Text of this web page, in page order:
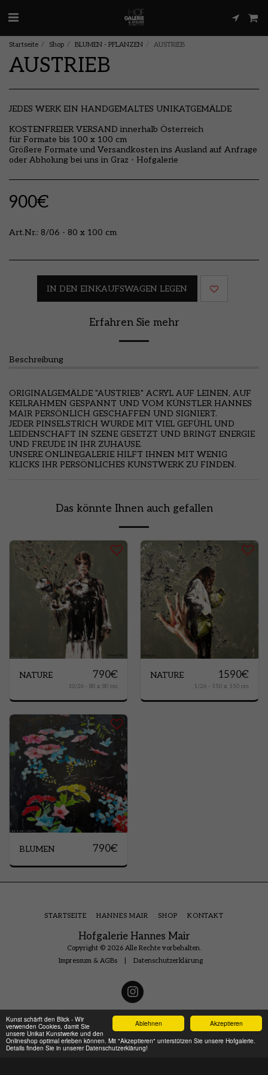
Akzeptieren
Ablehnen
Kunst schärft den Blick - Wir
verwenden Cookies, damit Sie
unsere Unikat Kunstwerke und den
Onlineshop optimal erleben können. Mit "Akzeptieren" unterstützen Sie unsere Hofgalerie.
Details finden Sie in unserer Datenschutzerklärung!
Startseite Shop BLUMEN - PFLANZEN AUSTRIEB
AUSTRIEB
JEDES WERK EIN HANDGEMALTES UNIKATGEMÄLDE
KOSTENFREIER VERSAND innerhalb Österreich
für Formate bis 100 x 100 cm
Größere Formate und Versandkosten ins Ausland auf Anfrage
oder Abholung bei uns in Graz - Hofgalerie
900€
Art.Nr.: 8/06 - 80 x 100 cm
IN DEN EINKAUFSWAGEN LEGEN
Erfahren Sie mehr
Beschreibung
ORIGINALGEMÄLDE "AUSTRIEB" ACRYL AUF LEINEN, AUF
KEILRAHMEN GESPANNT UND VOM KÜNSTLER HANNES
MAIR PERSÖNLICH GESCHAFFEN UND SIGNIERT.
JEDER PINSELSTRICH WURDE MIT VIEL GEFÜHL UND
LEIDENSCHAFT IN SZENE GESETZT UND BRINGT ENERGIE
UND FREUDE IN IHR ZUHAUSE.
UNSERE ONLINEGALERIE HILFT IHNEN MIT WENIG
KLICKS IHR PERSÖNLICHES KUNSTWERK ZU FINDEN.
Das könnte Ihnen auch gefallen
NATURE 790€
10/26 - 80 x 80 cm
NATURE 1590€
1/26 - 150 x 150 cm
BLUMEN 790€
Hofgalerie Hannes Mair
Copyright © 2026 Alle Rechte vorbehalten.
Impressum & AGBs| Datenschutzerklärung
STARTSEITE HANNES MAIR SHOP KONTAKT